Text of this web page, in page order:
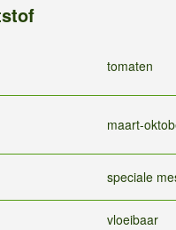
tomaten
maart-
speciale
vloeibaar